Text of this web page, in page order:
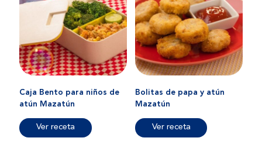
Caja Bento para niños de
atún Mazatún
Ver receta
Bolitas de papa y atún
Mazatún
Ver receta